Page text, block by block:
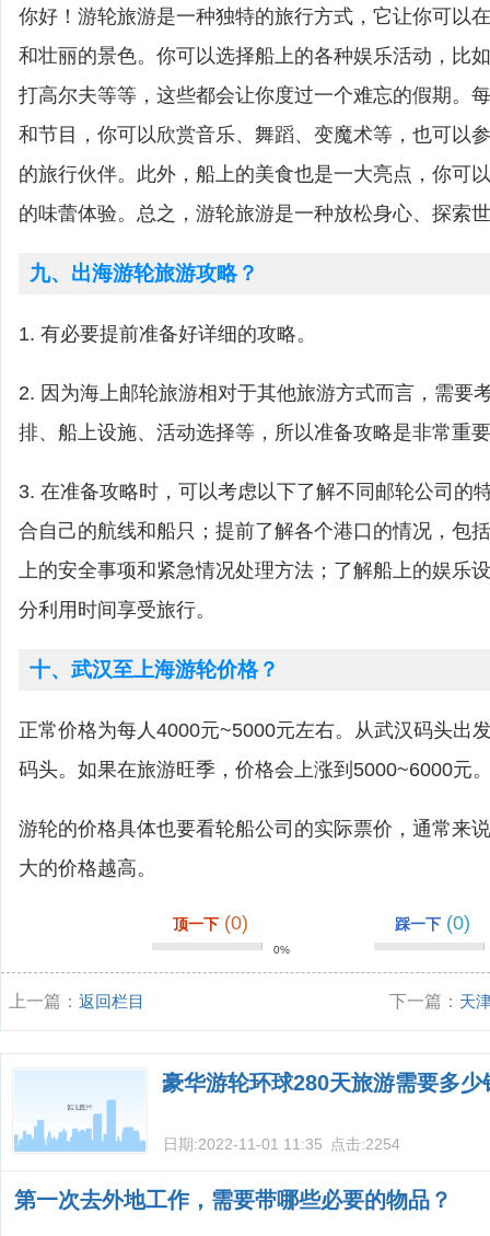
你好！游轮旅游是一种独特的旅行方式，它让你可以
和壮丽的景色。你可以选择船上的各种娱乐活动，比
打高尔夫等等，这些都会让你度过一个难忘的假期。
和节目，你可以欣赏音乐、舞蹈、变魔术等，也可以
的旅行伙伴。此外，船上的美食也是一大亮点，你可
的味蕾体验。总之，游轮旅游是一种放松身心、探索
九、出海游轮旅游攻略？
1. 有必要提前准备好详细的攻略。
2. 因为海上邮轮旅游相对于其他旅游方式而言，需要
排、船上设施、活动选择等，所以准备攻略是非常重
3. 在准备攻略时，可以考虑以下了解不同邮轮公司的
合自己的航线和船只；提前了解各个港口的情况，包
上的安全事项和紧急情况处理方法；了解船上的娱乐
分利用时间享受旅行。
十、武汉至上海游轮价格？
正常价格为每人4000元~5000元左右。从武汉码头出
码头。如果在旅游旺季，价格会上涨到5000~6000元
游轮的价格具体也要看轮船公司的实际票价，通常来
大的价格越高。
顶一下 (0)
0%
踩一下 (0)
上一篇： 返回栏目 下一篇： 天
游攻略？
豪华游轮环球280天旅游需要多少
日期:2022-11-01 11:35 点击:2254
第一次去外地工作，需要带哪些必要的物品？